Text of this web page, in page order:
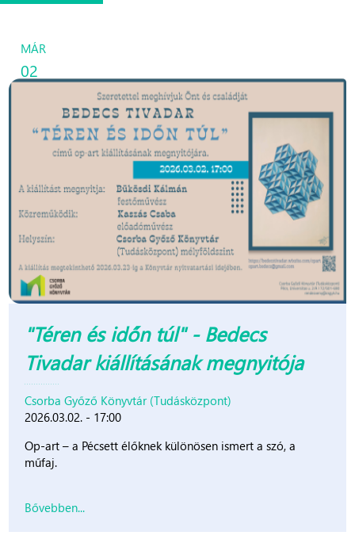
MÁR
02
"Téren és időn túl" - Bedecs
Tivadar kiállításának megnyitója
Csorba Győző Könyvtár (Tudásközpont)
2026.03.02. - 17:00
Op-art – a Pécsett élőknek különösen ismert a szó, a
műfaj.
Bővebben...